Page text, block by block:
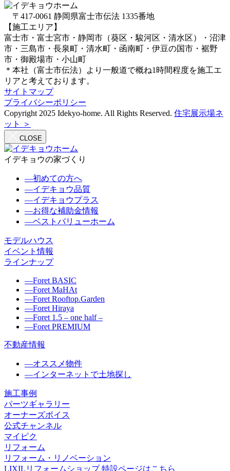
〒417-0061 静岡県富士市伝法 1335番地
【施工エリア】
富士市・富士宮市・静岡市（葵区・駿河区・清水区）・沼津
市・三島市・長泉町・清水町・函南町・伊豆の国市・裾野
市・御殿場市・小山町
＊本社（富士市伝法）より一般道で概ね1時間程度を施工エ
リアと考えております。
サイトマップ
プライバシーポリシー
Copyright 2025 Idekyo-home. All Rights Reserved. 住宅展示場ネ
ット ＞
CLOSE
イデキョウの家づくり
―初めての方へ
―イデキョウ品質
―イデキョウプラス
―お得な補助金情報
―ベストバリューホーム
モデルハウス
イベント情報
ラインナップ
―Foret BASIC
―Foret MaHAt
―Foret Rooftop.Garden
―Foret Hiraya
―Foret 1.5 – one half –
―Foret PREMIUM
不動産情報
―オススメ物件
―インターネットで土地探し
施工事例
パーツギャラリー
オーナーズボイス
公式チャンネル
マイピク
リフォーム
リフォーム・リノベーション
LIXILリフォームショップ 特設ページはこちら